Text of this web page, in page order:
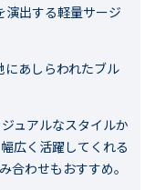
演出する軽量サージ
にあしらわれたブル
ュアルなスタイルか
広く活躍してくれる
合わせもおすすめ。